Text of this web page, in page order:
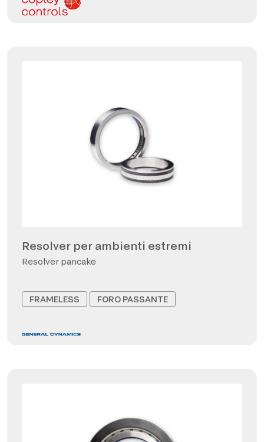
Resolver per ambienti estremi
Resolver pancake
FRAMELESS FORO PASSANTE